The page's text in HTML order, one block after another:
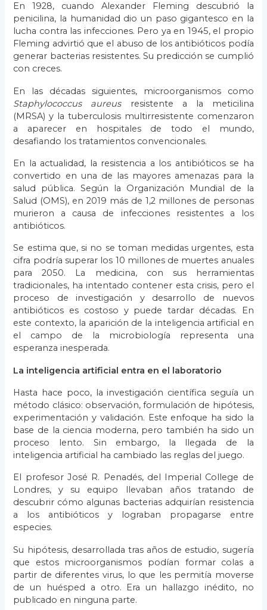
En 1928, cuando Alexander Fleming descubrió la
penicilina, la humanidad dio un paso gigantesco en la
lucha contra las infecciones. Pero ya en 1945, el propio
Fleming advirtió que el abuso de los antibióticos podía
generar bacterias resistentes. Su predicción se cumplió
con creces.
En las décadas siguientes, microorganismos como
Staphylococcus aureusresistente a la meticilina
(MRSA) y la tuberculosis multirresistente comenzaron
a aparecer en hospitales de todo el mundo,
desafiando los tratamientos convencionales.
En la actualidad, la resistencia a los antibióticos se ha
convertido en una de las mayores amenazas para la
salud pública. Según la Organización Mundial de la
Salud (OMS), en 2019 más de 1,2 millones de personas
murieron a causa de infecciones resistentes a los
antibióticos.
Se estima que, si no se toman medidas urgentes, esta
cifra podría superar los 10 millones de muertes anuales
para 2050. La medicina, con sus herramientas
tradicionales, ha intentado contener esta crisis, pero el
proceso de investigación y desarrollo de nuevos
antibióticos es costoso y puede tardar décadas. En
este contexto, la aparición de la inteligencia artificial en
el campo de la microbiología representa una
esperanza inesperada.
La inteligencia artificial entra en el laboratorio
Hasta hace poco, la investigación científica seguía un
método clásico: observación, formulación de hipótesis,
experimentación y validación. Este enfoque ha sido la
base de la ciencia moderna, pero también ha sido un
proceso lento. Sin embargo, la llegada de la
inteligencia artificial ha cambiado las reglas del juego.
El profesor José R. Penadés, del Imperial College de
Londres, y su equipo llevaban años tratando de
descubrir cómo algunas bacterias adquirían resistencia
a los antibióticos y lograban propagarse entre
especies.
Su hipótesis, desarrollada tras años de estudio, sugería
que estos microorganismos podían formar colas a
partir de diferentes virus, lo que les permitía moverse
de un huésped a otro. Era un hallazgo inédito, no
publicado en ninguna parte.